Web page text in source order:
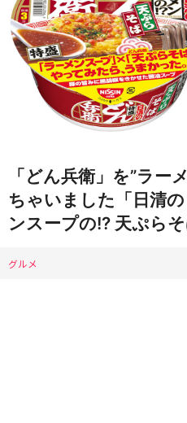
「どん兵衛」を”ラー
ちゃいました「日清
ンスープの!? 天ぷら
グルメ